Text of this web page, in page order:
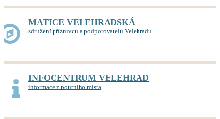
MATICE VELEHRADSKÁ
sdružení příznivců a podporovatelů Velehradu
INFOCENTRUM VELEHRAD
informace z poutního místa